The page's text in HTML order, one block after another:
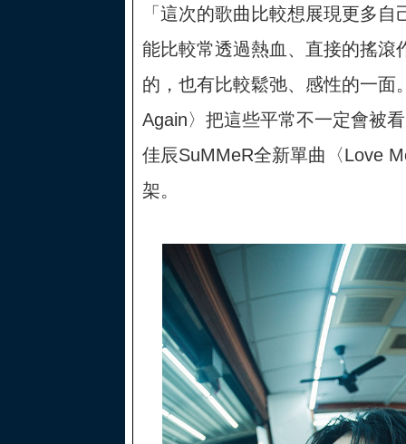
「這次的歌曲比較想展現更多
能比較常透過熱血、直接的搖滾
的，也有比較鬆弛、感性的一面
Again〉把這些平常不一定會被
佳辰SuMMeR全新單曲〈Love
架。